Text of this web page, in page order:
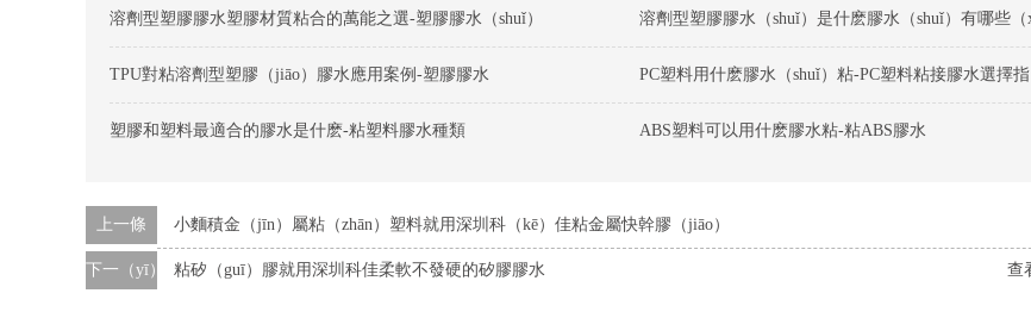
溶劑型塑膠膠水塑膠材質粘合的萬能之選-塑膠膠水（shuǐ）
TPU對粘溶劑型塑膠（jiāo）膠水應用案例-塑膠膠水 PC塑料用什麽膠水（shuǐ）粘-PC塑料粘接膠水選擇
塑膠和塑料最適合的膠水是什麽-粘塑料膠水種類 ABS塑料可以用什麽膠水粘-粘ABS膠水
上一條 小麵積金（jīn）屬粘（zhān）塑料就用深圳科（kē）佳粘金屬快幹膠（jiāo）
查
下一（yī）條（tiáo）粘矽（guī）膠就用深圳科佳柔軟不發硬的矽膠膠水